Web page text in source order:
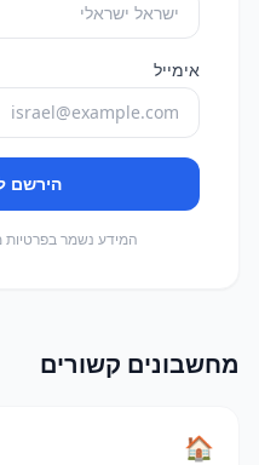
אימייל
הירשם
המידע נשמר בפרטיות
מחשבונים קשורים
🏠